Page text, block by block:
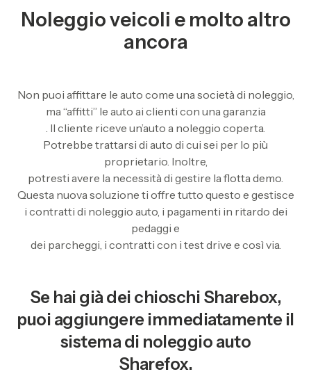
Noleggio veicoli e molto altro
ancora
Non puoi affittare le auto come una società di noleggio,
ma “affitti” le auto ai clienti con una garanzia
. Il cliente riceve un’auto a noleggio coperta.
Potrebbe trattarsi di auto di cui sei per lo più
proprietario. Inoltre,
potresti avere la necessità di gestire la flotta demo.
Questa nuova soluzione ti offre tutto questo e gestisce
i contratti di noleggio auto, i pagamenti in ritardo dei
pedaggi e
dei parcheggi, i contratti con i test drive e così via.
Se hai già dei chioschi Sharebox,
puoi aggiungere immediatamente il
sistema di noleggio auto
Sharefox.